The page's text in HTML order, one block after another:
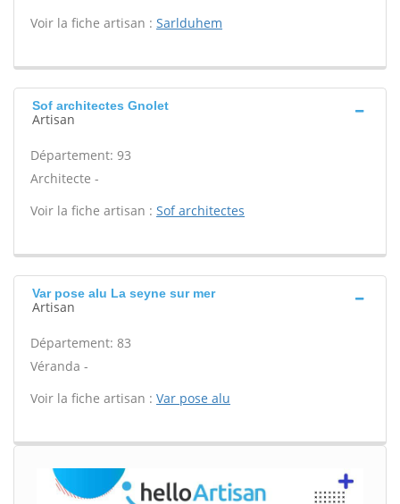
Voir la fiche artisan : Sarlduhem
Sof architectes Gnolet
Artisan
Département: 93
Architecte -
Voir la fiche artisan : Sof architectes
Var pose alu La seyne sur mer
Artisan
Département: 83
Véranda -
Voir la fiche artisan : Var pose alu